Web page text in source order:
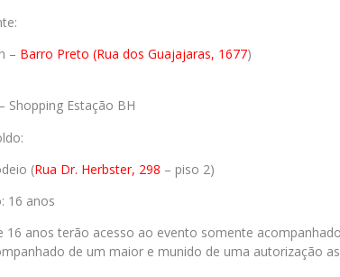
– Barro Preto (Rua dos Guajajaras, 1677)
Shopping Estação BH
(Rua Dr. Herbster, 298 – piso 2)
16 anos
16 anos terão acesso ao evento somente
de um maior e munido de uma autorização